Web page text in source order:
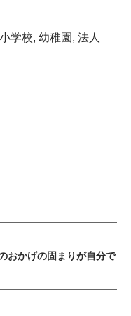
小学校, 幼稚園 , 法人
かげの固まりが自分で